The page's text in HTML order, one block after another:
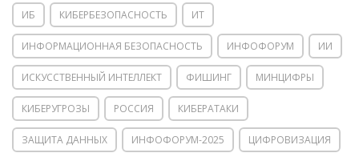
ИБ КИБЕРБЕЗОПАСНОСТЬ ИТ
ИНФОРМАЦИОННАЯ БЕЗОПАСНОСТЬ ИНФОФОРУМ ИИ
ИСКУССТВЕННЫЙ ИНТЕЛЛЕКТ ФИШИНГ МИНЦИФРЫ
КИБЕРУГРОЗЫ РОССИЯ КИБЕРАТАКИ
ЗАЩИТА ДАННЫХ ИНФОФОРУМ-2025 ЦИФРОВИЗАЦИЯ